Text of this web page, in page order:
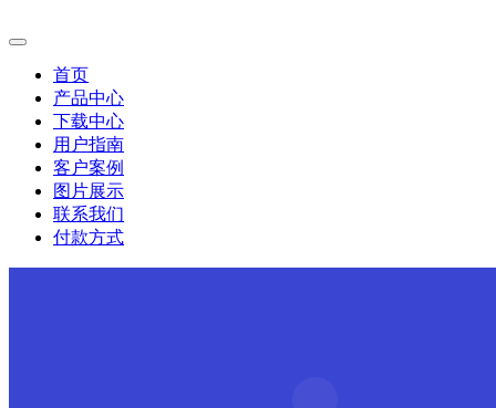
首页
产品中心
下载中心
用户指南
客户案例
图片展示
联系我们
付款方式